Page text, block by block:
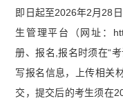
即日起至2026年2月28
生管理平台（网址：
册、报名,报名时须在“
写报名信息，上传相关
交，提交后的考生须在